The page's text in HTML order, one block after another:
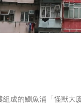
成的鰂魚涌「怪獸